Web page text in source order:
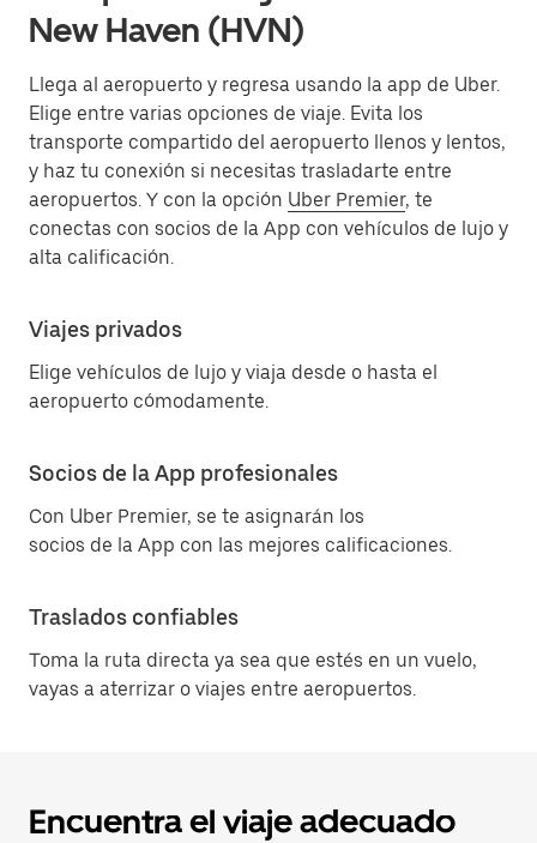
New Haven (HVN)
Llega al aeropuerto y regresa usando la app de Uber.
Elige entre varias opciones de viaje. Evita los
transporte compartido del aeropuerto llenos y lentos,
y haz tu conexión si necesitas trasladarte entre
aeropuertos. Y con la opción Uber Premier, te
conectas con socios de la App con vehículos de lujo y
alta calificación.
Viajes privados
Elige vehículos de lujo y viaja desde o hasta el
aeropuerto cómodamente.
Socios de la App profesionales
Con Uber Premier, se te asignarán los
socios de la App con las mejores calificaciones.
Traslados confiables
Toma la ruta directa ya sea que estés en un vuelo,
vayas a aterrizar o viajes entre aeropuertos.
Encuentra el viaje adecuado